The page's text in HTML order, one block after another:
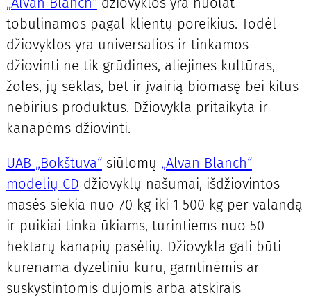
tobulinamos pagal klientų poreikius. Todėl
džiovyklos yra universalios ir tinkamos
džiovinti ne tik grūdines, aliejines kultūras,
žoles, jų sėklas, bet ir įvairią biomasę bei kitus
nebirius produktus. Džiovykla pritaikyta ir
kanapėms džiovinti.
UAB „Bokštuva“siūlomų „Alvan Blanch“
modelių CD džiovyklų našumai, išdžiovintos
masės siekia nuo 70 kg iki 1 500 kg per valandą
ir puikiai tinka ūkiams, turintiems nuo 50
hektarų kanapių pasėlių. Džiovykla gali būti
kūrenama dyzeliniu kuru, gamtinėmis ar
suskystintomis dujomis arba atskirais